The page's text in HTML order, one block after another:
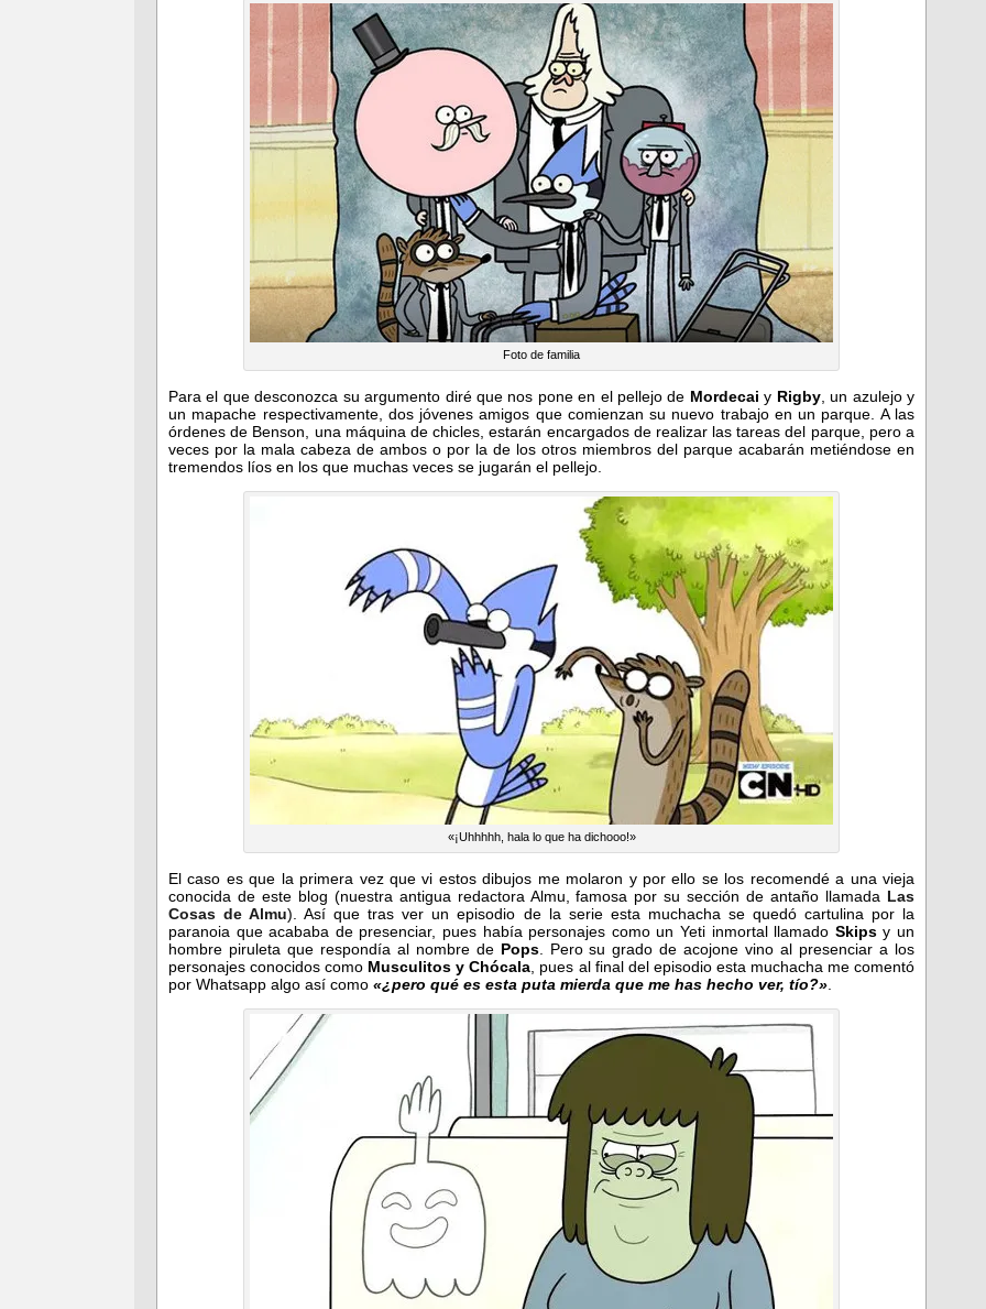
Foto de familia
Para el que desconozca su argumento diré que nos pone en el pellejo de Mordecai y Rigby, un azulejo y
un mapache respectivamente, dos jóvenes amigos que comienzan su nuevo trabajo en un parque. A las
órdenes de Benson, una máquina de chicles, estarán encargados de realizar las tareas del parque, pero a
veces por la mala cabeza de ambos o por la de los otros miembros del parque acabarán metiéndose en
tremendos líos en los que muchas veces se jugarán el pellejo.
«¡Uhhhhh, hala lo que ha dichooo!»
El caso es que la primera vez que vi estos dibujos me molaron y por ello se los recomendé a una vieja
conocida de este blog (nuestra antigua redactora Almu, famosa por su sección de antaño llamada Las
Cosas de Almu). Así que tras ver un episodio de la serie esta muchacha se quedó cartulina por la
paranoia que acababa de presenciar, pues había personajes como un Yeti inmortal llamado Skipsy un
hombre piruleta que respondía al nombre de Pops. Pero su grado de acojone vino al presenciar a los
personajes conocidos como Musculitos y Chócala , pues al final del episodio esta muchacha me comentó
por Whatsapp algo así como «¿pero qué es esta puta mierda que me has hecho ver, tío?»